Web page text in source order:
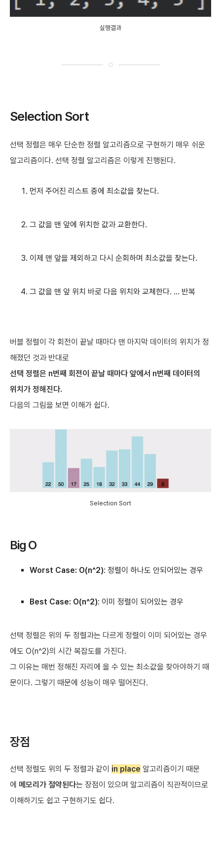
실행결과
Selection Sort
선택 정렬은 매우 단순한 정렬 알고리즘으로 구현하기 매우 쉬운
알고리즘이다. 선택 정렬 알고리즘은 이렇게 진행된다.
먼저 주어진 리스트 중에 최소값을 찾는다.
그 값을 맨 앞에 위치한 값과 교환한다.
이제 맨 앞을 제외하고 다시 순회하며 최소값을 찾는다.
그 값을 맨 앞 위치 바로 다음 위치와 교체한다. ... 반복
버블 정렬이 각 회전이 끝날 때마다 맨 마지막 데이터의 위치가 정
해졌던 것과 반대로
선택 정렬은 n번째 회전이 끝날 때마다 앞에서 n번째 데이터의
위치가 정해진다.
다음의 그림을 보면 이해가 쉽다.
Selection Sort
Big O
Worst Case: O(n^2): 정렬이 하나도 안되어있는 경우
Best Case: O(n^2): 이미 정렬이 되어있는 경우
선택 정렬은 위의 두 정렬과는 다르게 정렬이 이미 되어있는 경우
에도 O(n^2)의 시간 복잡도를 가진다.
그 이유는 매번 정해진 자리에 올 수 있는 최소값을 찾아야하기 때
문이다. 그렇기 때문에 성능이 매우 떨어진다.
장점
선택 정렬도 위의 두 정렬과 같이 in place 알고리즘이기 때문
에 메모리가 절약된다는 장점이 있으며 알고리즘이 직관적이므로
이해하기도 쉽고 구현하기도 쉽다.